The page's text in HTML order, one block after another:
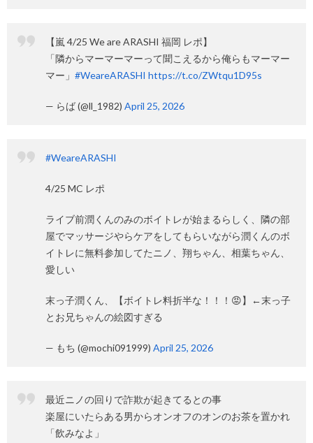
【嵐 4/25 We are ARASHI 福岡 レポ】
「隣からマーマーマーって聞こえるから俺らもマーマー
マー」 #WeareARASHI https://t.co/ZWtqu1D95s
— らば (@ll_1982) April 25, 2026
#WeareARASHI
4/25 MC レポ
ライブ前潤くんのみのボイトレが始まるらしく、隣の部
屋でマッサージやらケアをしてもらいながら潤くんのボ
イトレに無料参加してたニノ、翔ちゃん、相葉ちゃん、
愛しい
末っ子潤くん、【ボイトレ料折半な！！！😡】←末っ子
とお兄ちゃんの絵図すぎる
— もち (@mochi091999) April 25, 2026
最近ニノの回りで詐欺が起きてるとの事
楽屋にいたらある男からオンオフのオンのお茶を置かれ
「飲みなよ」